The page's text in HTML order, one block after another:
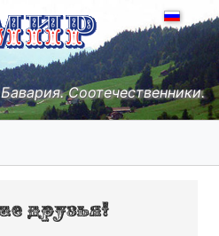
Бавария. Соотечественники.